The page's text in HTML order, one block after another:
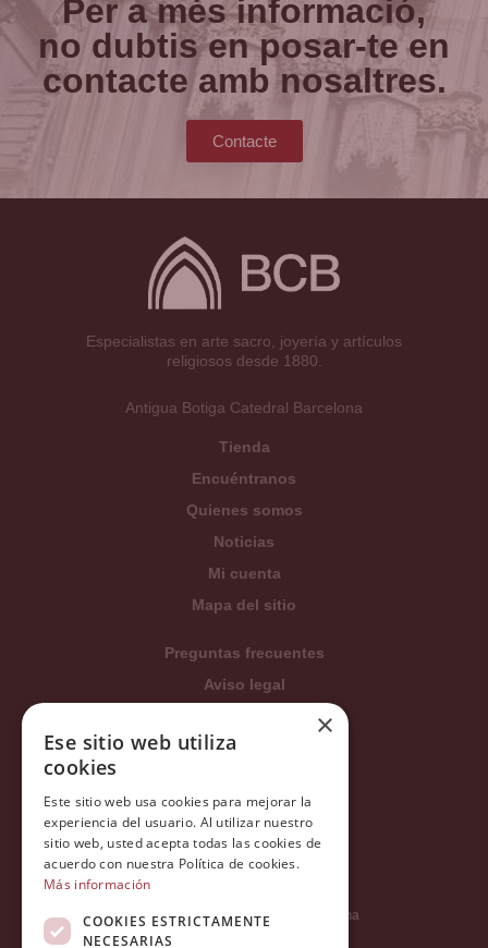
Per a més informació,
no dubtis en posar-te en
contacte amb nosaltres.
Contacte
Especialistas en arte sacro, joyería y artículos
religiosos desde 1880.
Antigua Botiga Catedral Barcelona
Tienda
Encuéntranos
Quienes somos
Noticias
Mi cuenta
Mapa del sitio
Preguntas frecuentes
Aviso legal
Condiciones generales
Política de privacidad
Política Integrada
Tratamiento de datos
Carrer del Duc, 12 - 08002 Barcelona
×
Ese sitio web utiliza
cookies
Este sitio web usa cookies para mejorar la
experiencia del usuario. Al utilizar nuestro
sitio web, usted acepta todas las cookies de
acuerdo con nuestra Política de cookies.
Más información
COOKIES ESTRICTAMENTE
NECESARIAS